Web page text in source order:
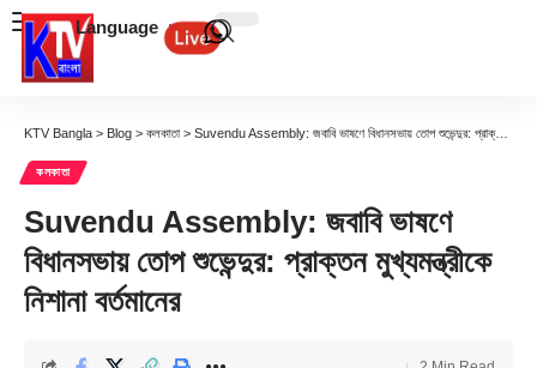
Language
KTV Bangla > Blog > কলকাতা > Suvendu Assembly: জবাবি ভাষণে বিধানসভায় তোপ শুভেন্দুর: প্রাক্তন মুখ্যমন্ত্রীকে নিশানা বর্তমানের
কলকাতা
Suvendu Assembly: জবাবি ভাষণে
বিধানসভায় তোপ শুভেন্দুর: প্রাক্তন মুখ্যমন্ত্রীকে
নিশানা বর্তমানের